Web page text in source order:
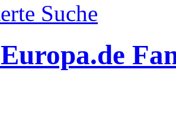
Suche